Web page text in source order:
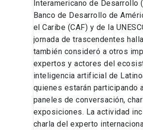
Interamericano de Desarrollo
Banco de Desarrollo de
el Caribe (CAF) y de la
jornada de trascendentes
también consideró a otros
expertos y actores del
inteligencia artificial de
quienes estarán participando
paneles de conversación,
exposiciones. La actividad
charla del experto